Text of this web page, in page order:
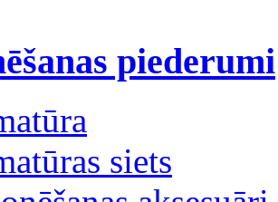
piederumi
siets